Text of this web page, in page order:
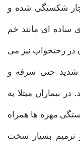
شکستگی شده و
ساده ای مانند خم
در رختخواب نیز می
شدید حتی سرفه و
بیماران مبتلا به
مهره ها همراه
ترمیم بسیار سخت